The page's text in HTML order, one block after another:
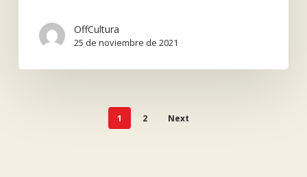
OffCultura
25 de noviembre de 2021
1 2 Next